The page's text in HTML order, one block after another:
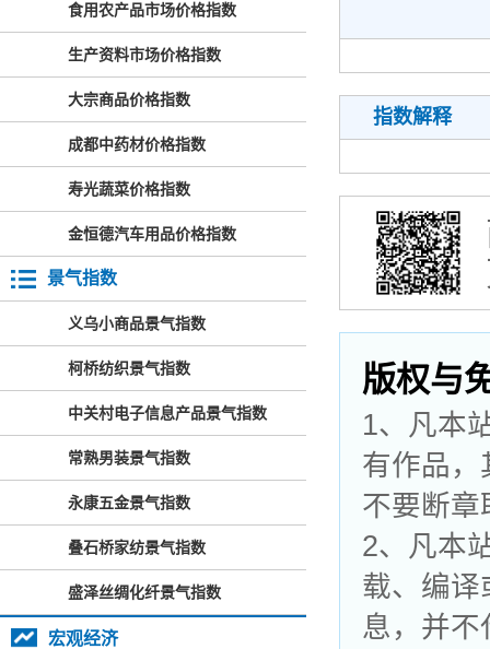
食用农产品市场价格指数
生产资料市场价格指数
大宗商品价格指数
成都中药材价格指数
寿光蔬菜价格指数
金恒德汽车用品价格指数
景气指数
义乌小商品景气指数
柯桥纺织景气指数
中关村电子信息产品景气指数
常熟男装景气指数
永康五金景气指数
叠石桥家纺景气指数
盛泽丝绸化纤景气指数
宏观经济
指数解释
版权与
1、凡本
有作品，
不要断章
2、凡本
载、编译
息，并不